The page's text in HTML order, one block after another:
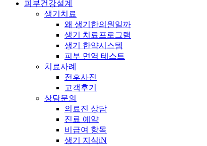
피부건강설계
생기치료
왜 생기한의원일까
생기 치료프로그램
생기 한약시스템
피부 면역 테스트
치료사례
전후사진
고객후기
상담문의
의료진 상담
진료 예약
비급여 항목
생기 지식iN